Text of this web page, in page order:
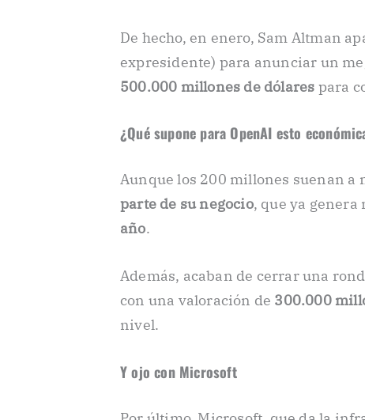
De hecho, en enero, Sam Altman
expresidente) para anunciar un
500.000 millones de dólares para
¿Qué supone para OpenAI esto
Aunque los 200 millones suenan a
parte de su negocio, que ya genera
año.
Además, acaban de cerrar una
con una valoración de 300.000
nivel.
Y ojo con Microsoft